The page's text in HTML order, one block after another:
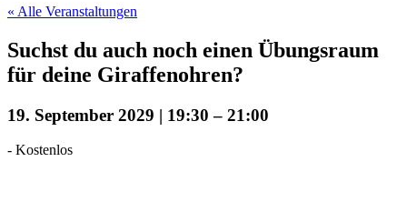
« Alle Veranstaltungen
Suchst du auch noch einen Übungsraum
für deine Giraffenohren?
19. September 2029 | 19:30 – 21:00
- Kostenlos